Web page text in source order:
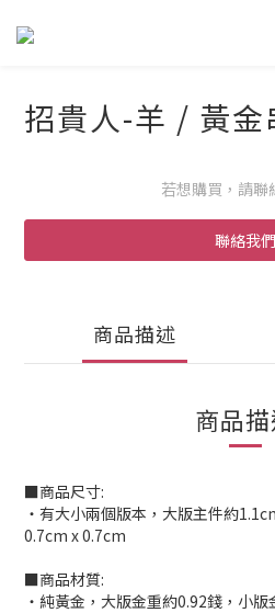
招貴人-羊 / 黃金
若想購買，請聯
聯絡我們
商品描述
商品
■商品尺寸:
‧有大小兩個版本，大版主件約
0.7cm x 0.7cm
■商品材質:
‧純黃金，大版金重約0.92錢，小版